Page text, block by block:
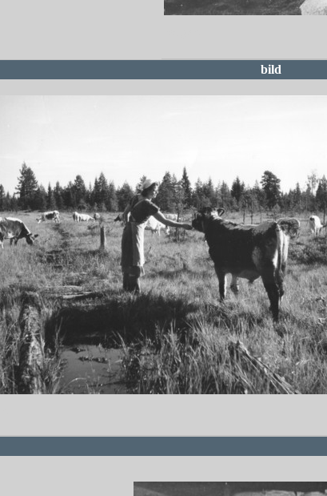
bild